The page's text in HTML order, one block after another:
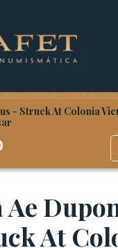
- Struck At Colonia
Ae
At